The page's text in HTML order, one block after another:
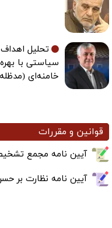
تحلیل
سیاستی با
خامنه‌ای
قوانین و مقررات
آیین نامه مجمع
آیین نامه نظارت بر